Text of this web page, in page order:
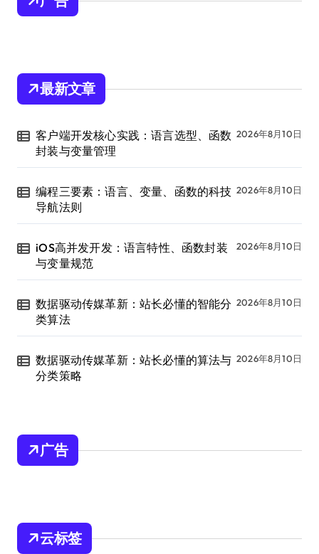
最新文章
客户端开发核心实践：语言选型、函数
封装与变量管理
2026年8月10日
编程三要素：语言、变量、函数的科技
导航法则
2026年8月10日
iOS高并发开发：语言特性、函数封装
与变量规范
2026年8月10日
数据驱动传媒革新：站长必懂的智能分
类算法
2026年8月10日
数据驱动传媒革新：站长必懂的算法与
分类策略
2026年8月10日
广告
云标签